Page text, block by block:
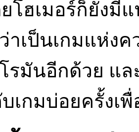
โฮเมอร์ก็ยังมี
าเป็นเกมแห่ง
รมันอีกด้วย แ
บเกมบ่อยครั้งเ